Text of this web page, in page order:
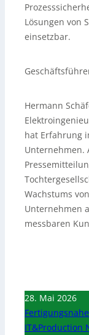
Lösungen von
einsetzbar.
Hermann
hat Erfahrung
Unternehmen.
Wachstums
Unternehmen
messbaren
28. Mai 2026
IT&Production